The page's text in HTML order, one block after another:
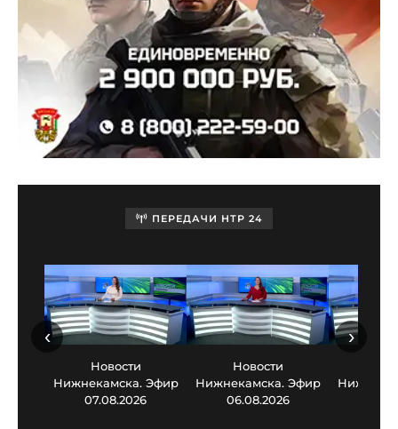
ПЕРЕДАЧИ НТР 24
Новости
Нижнекамска. Эфир
07.08.2026
Новости
Нижнекамска. Эфир
06.08.2026
‹ ›